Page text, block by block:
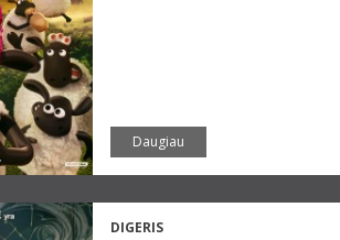
Daugiau
DIGERIS